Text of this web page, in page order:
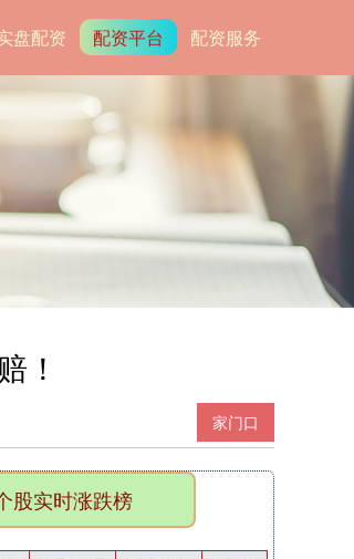
盘配资 配资平台 配资服务
！
家门口
股实时涨跌榜